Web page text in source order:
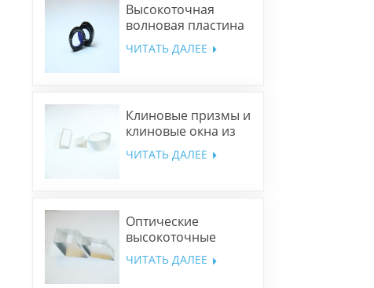
Высокоточная
волновая пластина
низкого порядка
ЧИТАТЬ ДАЛЕЕ
Клиновые призмы и
клиновые окна из
N-BK7 и плавленого
кварца
ЧИТАТЬ ДАЛЕЕ
Оптические
высокоточные
ромбовидные
призмы
ЧИТАТЬ ДАЛЕЕ